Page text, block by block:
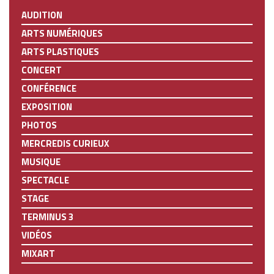
AUDITION
ARTS NUMÉRIQUES
ARTS PLASTIQUES
CONCERT
CONFÉRENCE
EXPOSITION
PHOTOS
MERCREDIS CURIEUX
MUSIQUE
SPECTACLE
STAGE
TERMINUS 3
VIDÉOS
MIXART